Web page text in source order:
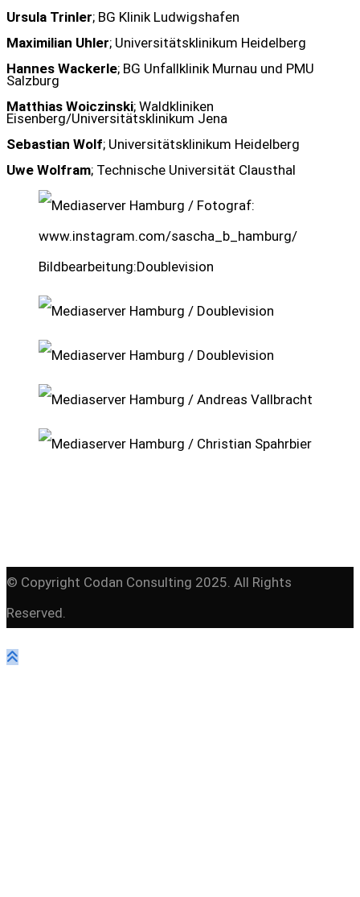
Ursula Trinler; BG Klinik Ludwigshafen
Maximilian Uhler; Universitätsklinikum Heidelberg
Hannes Wackerle; BG Unfallklinik Murnau und PMU
Salzburg
Matthias Woiczinski; Waldkliniken
Eisenberg/Universitätsklinikum Jena
Sebastian Wolf; Universitätsklinikum Heidelberg
Uwe Wolfram; Technische Universität Clausthal
© Copyright Codan Consulting 2025. All Rights
Reserved.